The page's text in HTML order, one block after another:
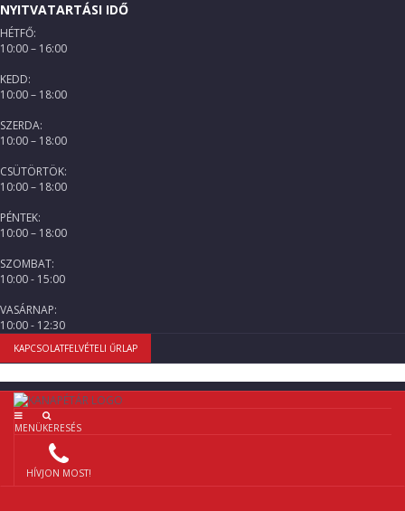
NYITVATARTÁSI IDŐ
HÉTFŐ:
10:00 – 16:00
KEDD:
10:00 – 18:00
SZERDA:
10:00 – 18:00
CSÜTÖRTÖK:
10:00 – 18:00
PÉNTEK:
10:00 – 18:00
SZOMBAT:
10:00 - 15:00
VASÁRNAP:
10:00 - 12:30
KAPCSOLATFELVÉTELI ŰRLAP
MENÜKERESÉS
HÍVJON MOST!